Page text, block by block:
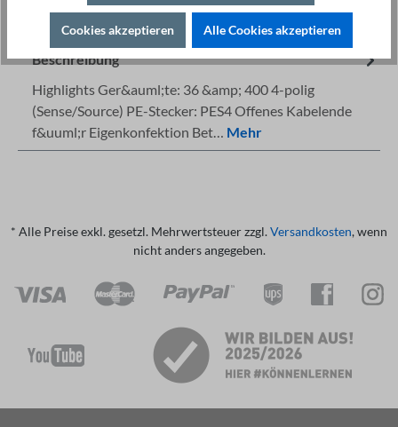
Details
+49 421 277 9999
Beschreibung
Highlights Ger&auml;te: 36 &amp; 400 4-polig
(Sense/Source) PE-Stecker: PES4 Offenes Kabelende
f&uuml;r Eigenkonfektion Bet… Mehr
* Alle Preise exkl. gesetzl. Mehrwertsteuer zzgl. Versandkosten, wenn
nicht anders angegeben.
Cookies akzeptieren Alle Cookies akzeptieren